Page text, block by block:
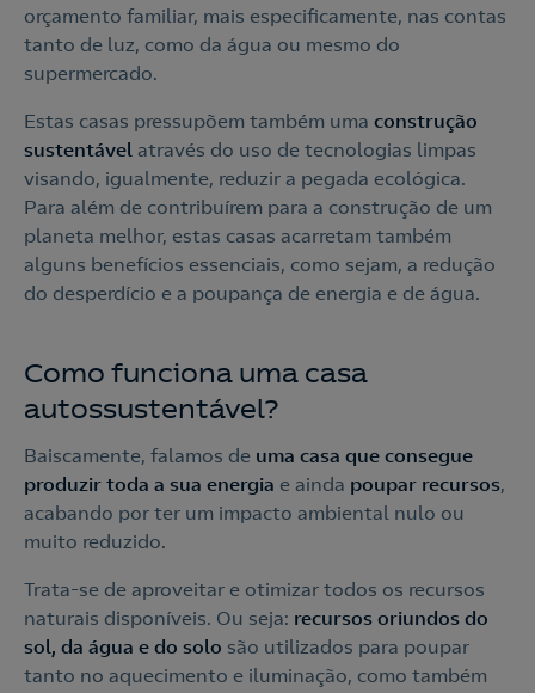
orçamento familiar, mais especificamente, nas contas
tanto de luz, como da água ou mesmo do
supermercado.
Estas casas pressupõem também uma construção
sustentável através do uso de tecnologias limpas
visando, igualmente, reduzir a pegada ecológica.
Para além de contribuírem para a construção de um
planeta melhor, estas casas acarretam também
alguns benefícios essenciais, como sejam, a redução
do desperdício e a poupança de energia e de água.
Como funciona uma casa
autossustentável?
Baiscamente, falamos de uma casa que consegue
produzir toda a sua energia e ainda poupar recursos,
acabando por ter um impacto ambiental nulo ou
muito reduzido.
Trata-se de aproveitar e otimizar todos os recursos
naturais disponíveis. Ou seja: recursos oriundos do
sol, da água e do solo são utilizados para poupar
tanto no aquecimento e iluminação, como também